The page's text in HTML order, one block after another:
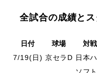
全試合の成績と
日付 球場 対戦
7/19(日) 京セラD 日本